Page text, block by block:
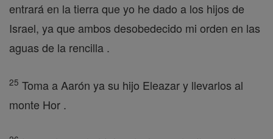
entrará en la tierra que yo he dado a los hijos de
Israel, ya que ambos desobedecido mi orden en las
aguas de la rencilla .
25 Toma a Aarón ya su hijo Eleazar y llevarlos al
monte Hor .